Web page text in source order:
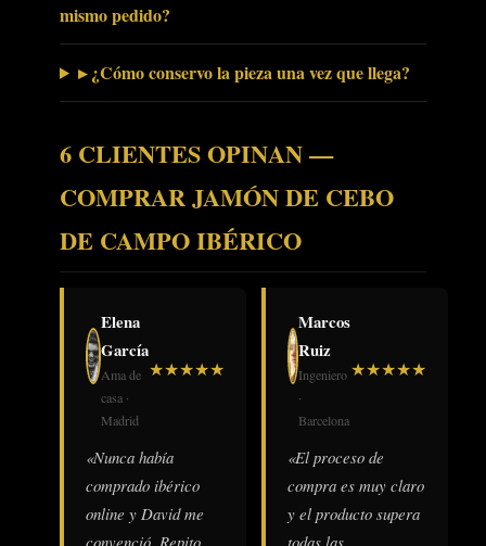
mismo pedido?
▸ ¿Cómo conservo la pieza una vez que llega?
6 CLIENTES OPINAN —
COMPRAR JAMÓN DE CEBO
DE CAMPO IBÉRICO
Elena
García
Ama de
casa ·
Madrid
★★★★★
«Nunca había
comprado ibérico
online y David me
convenció. Repito
Marcos
Ruiz
Ingeniero
·
Barcelona
★★★★★
«El proceso de
compra es muy claro
y el producto supera
todas las